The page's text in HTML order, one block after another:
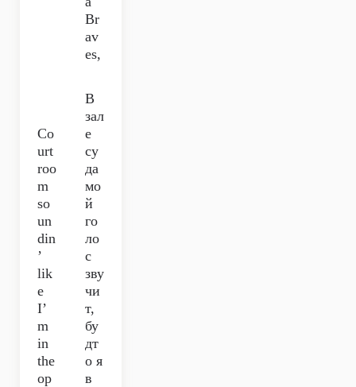
Br
av
es,
Co
urt
roo
m
so
un
din
’
lik
e
I’
m
in
the
op
В
зал
е
су
да
мо
й
го
ло
с
зву
чи
т,
бу
дт
о я
в